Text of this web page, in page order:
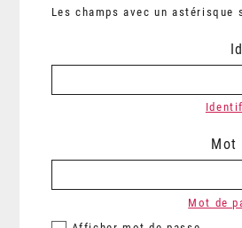
Les champs avec un
Mot
Mot de